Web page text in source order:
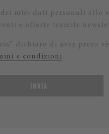
miei dati personali allo
e offerte tramite
dichiaro di aver preso
e condizioni.
INVIA